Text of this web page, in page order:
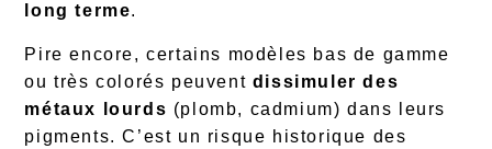
long terme.
Pire encore, certains modèles bas de gamme
ou très colorés peuvent dissimuler des
métaux lourds (plomb, cadmium) dans leurs
pigments. C’est un risque historique des